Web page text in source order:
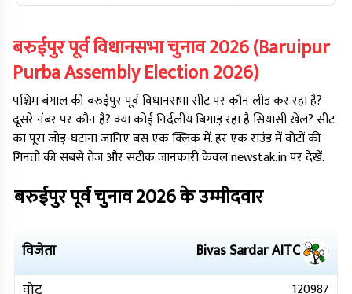
बरुईपुर पूर्वविधानसभा चुनाव2026(Baruipur
PurbaAssembly Election2026)
पश्चिम बंगालकीबरुईपुर पूर्वविधानसभा सीट पर कौन लीड कर रहा है?
दूसरे नंबर पर कौन है? क्या कोई निर्दलीय बिगाड़ रहा है सियासी खेल? सीट
का पूरा जोड़-घटाना जानिए बस एक क्लिक में. हर एक राउंड में वोटों की
गिनती की सबसे तेज और सटीक जानकारी केवल newstak.in पर देखें.
बरुईपुर पूर्वचुनाव2026के उम्मीदवार
विजेता Bivas SardarAITC